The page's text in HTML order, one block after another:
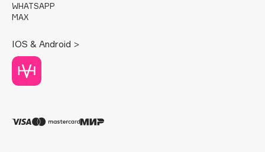
Deonica
Dior
Divage
Dolce & Gabbana
DP Daily Perfection
WHATSAPP
MAX
IOS & Android >